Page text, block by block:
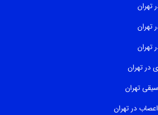
تهران
تهران
تهران
در تهران
تهران
در تهران